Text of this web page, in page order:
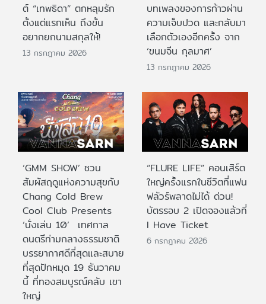
ต์ “เทพธิดา” ตกหลุมรัก
ตั้งแต่แรกเห็น ถึงขั้น
อยากยกนามสกุลให้!
13 กรกฎาคม 2026
บทเพลงของการก้าวผ่าน
ความเจ็บปวด และกลับมา
เลือกตัวเองอีกครั้ง จาก
‘ขนมจีน กุลมาศ’
13 กรกฎาคม 2026
‘GMM SHOW’ ชวน
สัมผัสฤดูแห่งความสุขกับ
Chang Cold Brew
Cool Club Presents
‘นั่งเล่น 10’ เทศกาล
ดนตรีท่ามกลางธรรมชาติ
บรรยากาศดีที่สุดและสบาย
ที่สุดปักหมุด 19 ธันวาคม
นี้ ที่ทองสมบูรณ์คลับ เขา
ใหญ่
“FLURE LIFE” คอนเสิร์ต
ใหญ่ครั้งแรกในชีวิตที่แฟน
ฟลัวร์พลาดไม่ได้ ด่วน!
บัตรรอบ 2 เปิดจองแล้วที่
I Have Ticket
6 กรกฎาคม 2026